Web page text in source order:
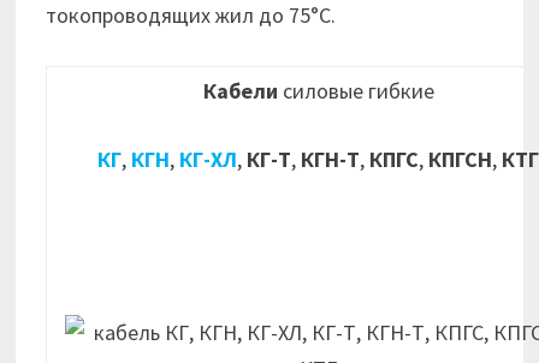
токопроводящих жил до 75°С.
Кабели силовые гибкие
КГ, КГН, КГ-ХЛ, КГ-Т, КГН-Т, КПГС, КПГСН, КТГ